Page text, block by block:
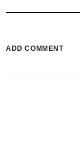
ADD COMMENT